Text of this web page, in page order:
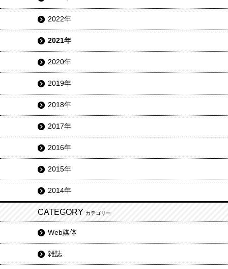
2022年
2021年
2020年
2019年
2018年
2017年
2016年
2015年
2014年
CATEGORY カテゴリー
Web媒体
雑誌